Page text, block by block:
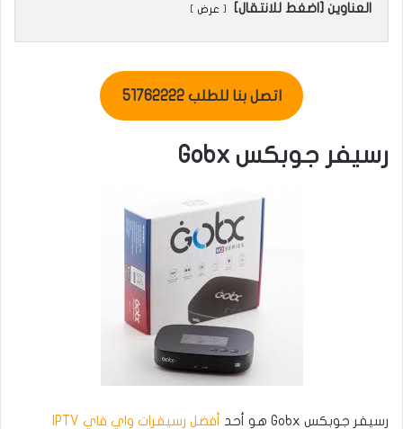
العناوين [اضغط للانتقال] عرض
اتصل بنا للطلب 51762222
رسيفر جوبكس Gobx
رسيفر جوبكس Gobx هو أحد
أفضل رسيفرات واي فاي IPTV